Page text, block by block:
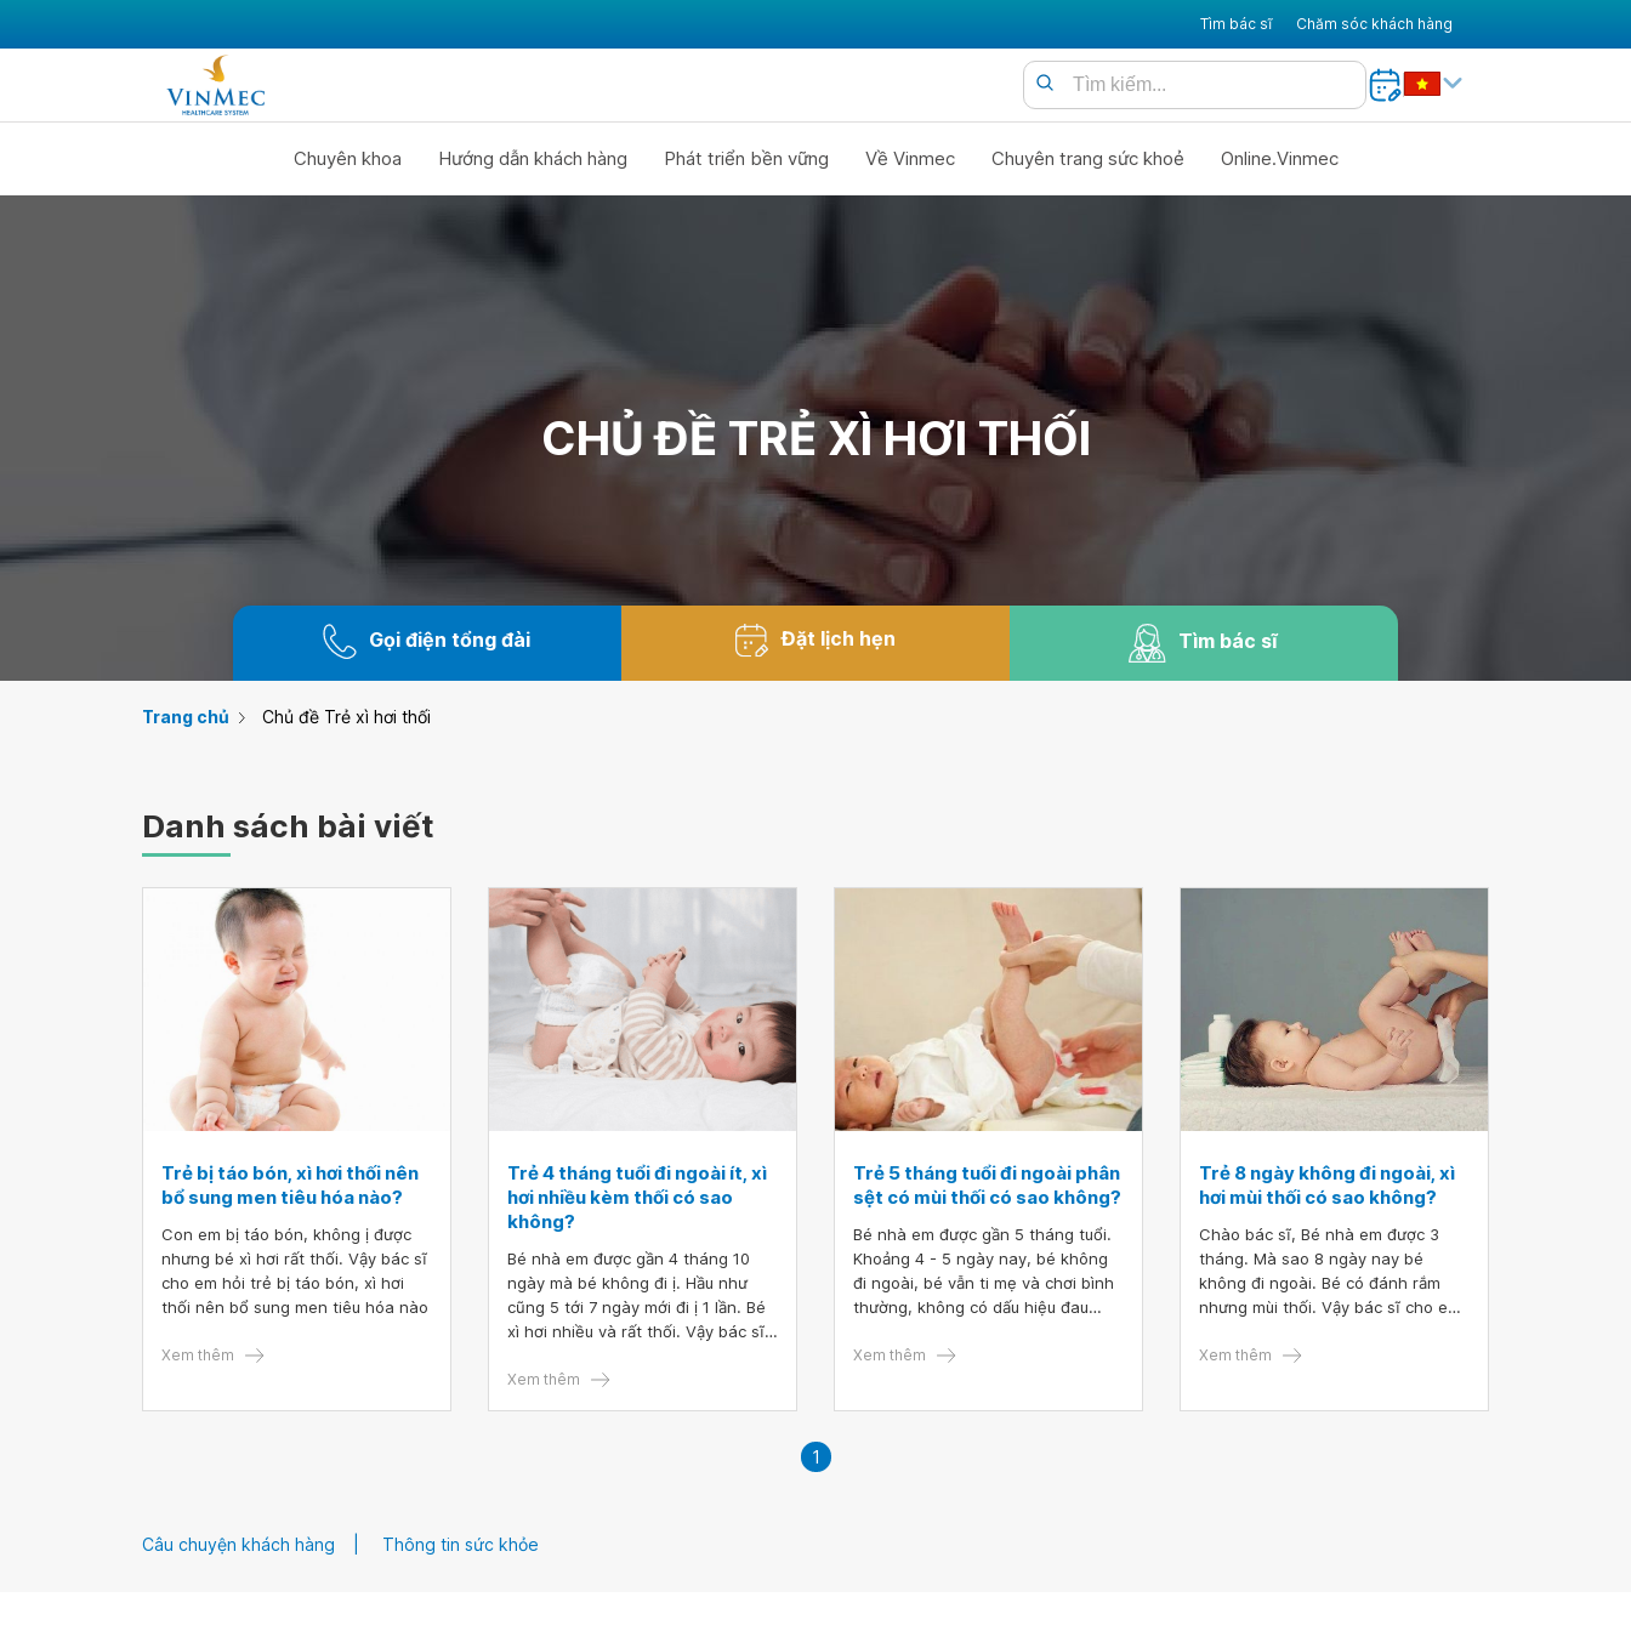
Tìm bác sĩ Chăm sóc khách hàng
Chuyên khoa Hướng dẫn khách hàng Phát triển bền vững Về Vinmec Chuyên trang sức khoẻ Online.Vinmec
CHỦ ĐỀ TRẺ XÌ HƠI THỐI
Gọi điện tổng đài Đặt lịch hẹn Tìm bác sĩ
Trang chủ Chủ đề Trẻ xì hơi thối
Danh sách bài viết
Trẻ bị táo bón, xì hơi thối nên
bổ sung men tiêu hóa nào?
Con em bị táo bón, không ị được
nhưng bé xì hơi rất thối. Vậy bác sĩ
cho em hỏi trẻ bị táo bón, xì hơi
thối nên bổ sung men tiêu hóa nào
Xem thêm
Trẻ 4 tháng tuổi đi ngoài ít, xì
hơi nhiều kèm thối có sao
không?
Bé nhà em được gần 4 tháng 10
ngày mà bé không đi ị. Hầu như
cũng 5 tới 7 ngày mới đi ị 1 lần. Bé
xì hơi nhiều và rất thối. Vậy bác sĩ
ngoài ít, xì hơi nhiều kèm thối có
Xem thêm
Trẻ 5 tháng tuổi đi ngoài phân
sệt có mùi thối có sao không?
Bé nhà em được gần 5 tháng tuổi.
Khoảng 4 - 5 ngày nay, bé không
đi ngoài, bé vẫn ti mẹ và chơi bình
thường, không có dấu hiệu đau
mùi thối. Đến hôm nay, bé đi ngoài
Xem thêm
Trẻ 8 ngày không đi ngoài, xì
hơi mùi thối có sao không?
Chào bác sĩ, Bé nhà em được 3
tháng. Mà sao 8 ngày nay bé
không đi ngoài. Bé có đánh rắm
nhưng mùi thối. Vậy bác sĩ cho em
hơi mùi thối có sao không? Em cảm
Xem thêm
1
Câu chuyện khách hàng Thông tin sức khỏe